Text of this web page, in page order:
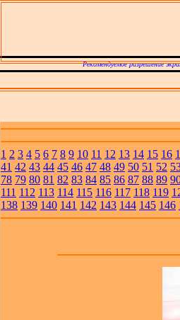
Рекомендуемое разрешение
1 2 3 4 5 6 7 8 9 10 11 12 13 14 15 16
41 42 43 44 45 46 47 48 49 50 51 52
78 79 80 81 82 83 84 85 86 87 88 89
111 112 113 114 115 116 117 118 119
138 139 140 141 142 143 144 145 146